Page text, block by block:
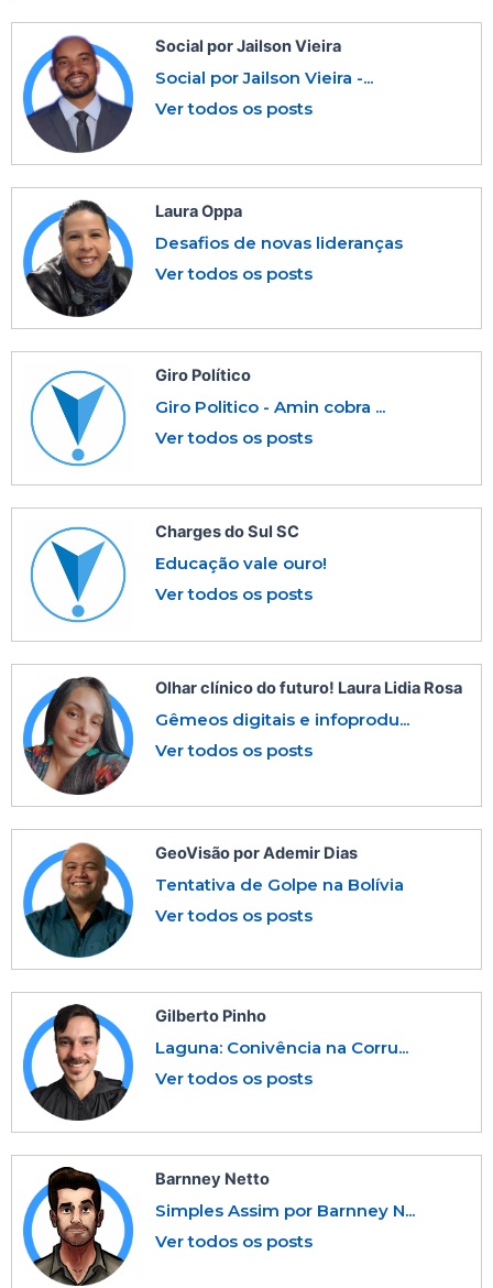
Social por Jailson Vieira
Social por Jailson Vieira -...
Ver todos os posts
Laura Oppa
Desafios de novas lideranças
Ver todos os posts
Giro Político
Giro Politico - Amin cobra ...
Ver todos os posts
Charges do Sul SC
Educação vale ouro!
Ver todos os posts
Olhar clínico do futuro! Laura Lidia Rosa
Gêmeos digitais e infoprodu...
Ver todos os posts
GeoVisão por Ademir Dias
Tentativa de Golpe na Bolívia
Ver todos os posts
Gilberto Pinho
Laguna: Conivência na Corru...
Ver todos os posts
Barnney Netto
Simples Assim por Barnney N...
Ver todos os posts